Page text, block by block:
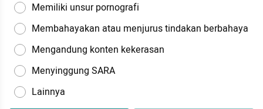
Memiliki unsur pornografi
Membahayakan atau menjurus tindakan berbahaya
Mengandung konten kekerasan
Menyinggung SARA
Lainnya